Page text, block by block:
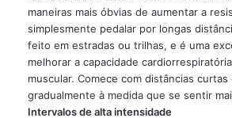
maneiras mais óbvias de aumentar a
simplesmente pedalar por longas
feito em estradas ou trilhas, e é uma
melhorar a capacidade
muscular. Comece com distâncias curtas
gradualmente à medida que se sentir
Intervalos de alta intensidade